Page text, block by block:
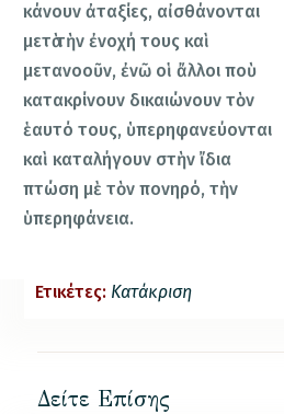
κάνουν ἀταξίες, αἰσθάνονται
μετὰ τὴν ἐνοχή τους καὶ
μετανοοῦν, ἐνῶ οἱ ἄλλοι ποὺ
κατακρίνουν δικαιώνουν τὸν
ἑαυτό τους, ὑπερηφανεύονται
καὶ καταλήγουν στὴν ἴδια
πτώση μὲ τὸν πονηρό, τὴν
ὑπερηφάνεια.
Ετικέτες: Κατάκριση
Δείτε Επίσης